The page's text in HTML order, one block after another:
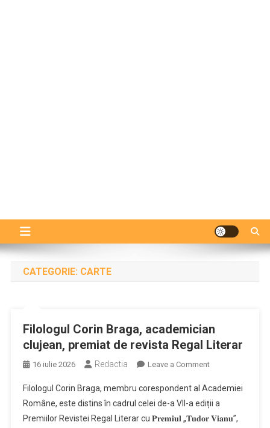
CATEGORIE: CARTE
Filologul Corin Braga, academician
clujean, premiat de revista Regal Literar
16 iulie 2026 Redactia Leave a Commenton
Corin
Braga,
academician
Filologul Corin Braga, membru corespondent al Academiei
Române, este distins în cadrul celei de-a VII-a ediții a
Premiilor Revistei Regal Literar cu 𝐏𝐫𝐞𝐦𝐢𝐮𝐥 „𝐓𝐮𝐝𝐨𝐫 𝐕𝐢𝐚𝐧𝐮”,